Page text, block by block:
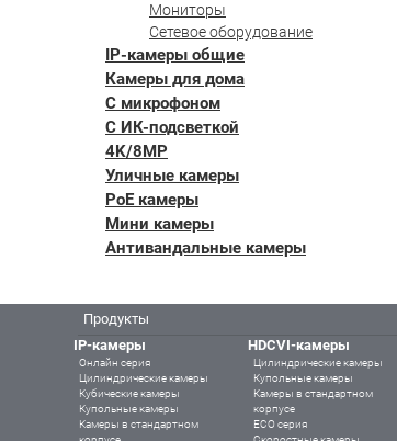
Мониторы
Сетевое оборудование
IP-камеры общие
Камеры для дома
С микрофоном
С ИК-подсветкой
4K/8MP
Уличные камеры
PoE камеры
Мини камеры
Антивандальные камеры
Продукты
IP-камеры
Онлайн серия
Цилиндрические камеры
Кубические камеры
Купольные камеры
Камеры в стандартном
HDCVI-камеры
Цилиндрические камеры
Купольные камеры
Камеры в стандартном
корпусе
ECO серия